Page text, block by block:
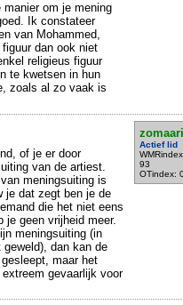
om je mening
Ik constateer
van Mohammed,
dan ook niet
religieus figuur
te kwetsen in hun
zoals al zo vaak is
Actief lid
93
OTindex:
of je er door
van de artiest.
meningsuiting is
je dat zegt ben je de
die het niet eens
geen vrijheid meer.
meningsuiting (in
geweld), dan kan de
maar het
gevaarlijk voor